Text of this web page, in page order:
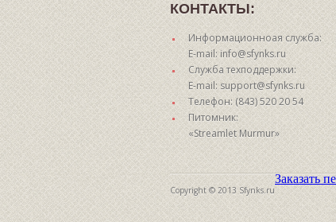
КОНТАКТЫ:
Информационноая служба:
E-mail: info@sfynks.ru
Служба техподдержки:
E-mail: support@sfynks.ru
Телефон: (843) 520 20 54
Питомник:
«Streamlet Murmur»
Copyright © 2013 Sfynks.ru
Заказать